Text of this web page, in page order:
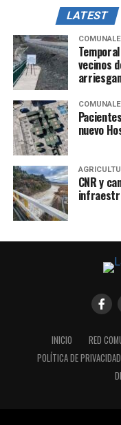
LATEST
vecinos
nuevo
CNR y
INICIO RED
POLÍTICA DE PRIVACIDAD